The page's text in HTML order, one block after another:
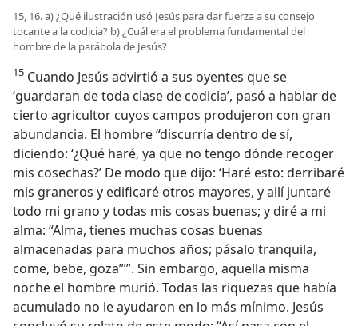
15, 16. a) ¿Qué ilustración usó Jesús para dar fuerza a su consejo
tocante a la codicia? b) ¿Cuál era el problema fundamental del
hombre de la parábola de Jesús?
15 Cuando Jesús advirtió a sus oyentes que se
‘guardaran de toda clase de codicia’, pasó a hablar de
cierto agricultor cuyos campos produjeron con gran
abundancia. El hombre “discurría dentro de sí,
diciendo: ‘¿Qué haré, ya que no tengo dónde recoger
mis cosechas?’ De modo que dijo: ‘Haré esto: derribaré
mis graneros y edificaré otros mayores, y allí juntaré
todo mi grano y todas mis cosas buenas; y diré a mi
alma: “Alma, tienes muchas cosas buenas
almacenadas para muchos años; pásalo tranquila,
come, bebe, goza”’”. Sin embargo, aquella misma
noche el hombre murió. Todas las riquezas que había
acumulado no le ayudaron en lo más mínimo. Jesús